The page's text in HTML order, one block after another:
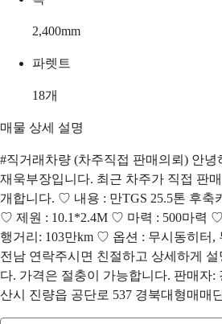
2,400mm
파렛트
18개
매물 상세 설명
#직거래차량 (차주직접 판매의뢰) 안녕
재욱부장입니다. 최근 차주가 직접 판
개합니다. ♡ 내용 : 만TGS 25.5톤 후축
♡ 제원 : 10.1*2.4M ♡ 마력 : 500마력
행거리: 103만km ♡ 옵션 : 무시동히터
전남 연락주시면 친절하고 상세하게 설
다. 가격은 절충이 가능합니다. 판매자:
산시 진량읍 공단로 537 경북대형매매